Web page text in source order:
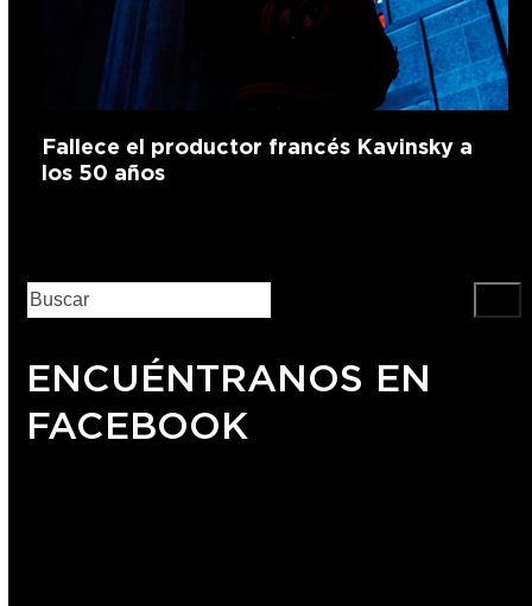
Fallece el productor francés Kavinsky a
los 50 años
ENCUÉNTRANOS EN
FACEBOOK